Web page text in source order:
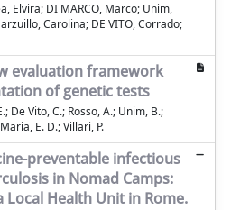
Elvira; DI MARCO, Marco; Unim,
Carolina; DE VITO, Corrado;
evaluation framework
of genetic tests
De Vito, C.; Rosso, A.; Unim, B.;
E. D.; Villari, P.
preventable infectious
in Nomad Camps:
Health Unit in Rome.